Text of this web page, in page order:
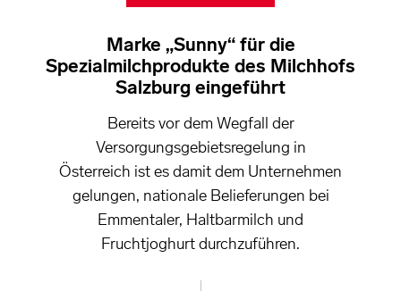
Marke „Sunny“ für die
Spezialmilchprodukte des Milchhofs
Salzburg eingeführt
Bereits vor dem Wegfall der
Versorgungsgebietsregelung in
Österreich ist es damit dem Unternehmen
gelungen, nationale Belieferungen bei
Emmentaler, Haltbarmilch und
Fruchtjoghurt durchzuführen.